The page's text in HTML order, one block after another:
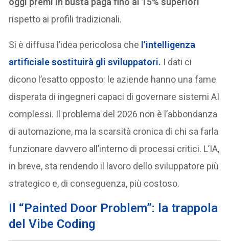
rispetto ai profili tradizionali.
Si è diffusa l’idea pericolosa che l’intelligenza
artificiale sostituirà gli sviluppatori. I dati ci
dicono l’esatto opposto: le aziende hanno una fame
disperata di ingegneri capaci di governare sistemi AI
complessi. Il problema del 2026 non è l’abbondanza
di automazione, ma la scarsità cronica di chi sa farla
funzionare davvero all’interno di processi critici. L’IA,
in breve, sta rendendo il lavoro dello sviluppatore più
strategico e, di conseguenza, più costoso.
Il “Painted Door Problem”: la trappola
del Vibe Coding